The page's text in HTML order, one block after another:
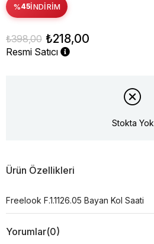
%45İNDIRIM
₺398,00 ₺218,00
Resmi Satıcı
Stokta Yok
Ürün Özellikleri
Freelook F.1.1126.05 Bayan Kol Saati
Yorumlar(0)